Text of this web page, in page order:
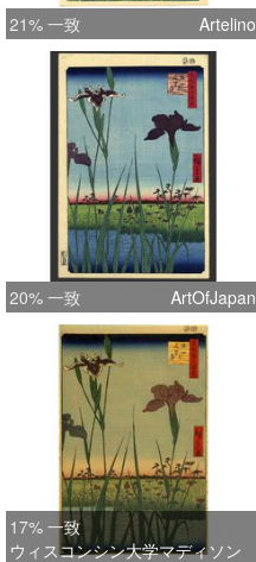
21% 一致 Artelino
20% 一致 ArtOfJapan
17% 一致
ウィスコンシン大学マディソン